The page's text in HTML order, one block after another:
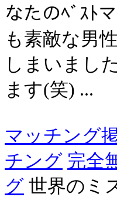
なたのﾍﾞｽﾄ
も素敵な男
しまいまし
ます(笑) ...
マッチング
チング 完全
グ 世界のミ